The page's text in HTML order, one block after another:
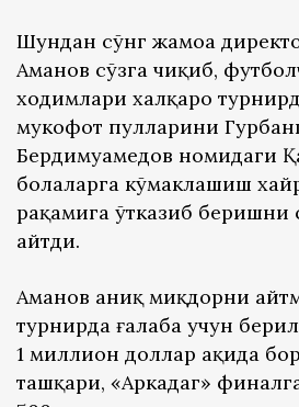
Шундан сўнг жамоа
Аманов сўзга чиқиб,
ходимлари халқаро
мукофот пулларини
Бердимуҳамедов номидаги
болаларга кўмаклашиш
рақамига ўтказиб беришни
айтди.
Аманов аниқ миқдорни
турнирда ғалаба учун
1 миллион доллар ҳақида
ташқари, «Аркадаг»